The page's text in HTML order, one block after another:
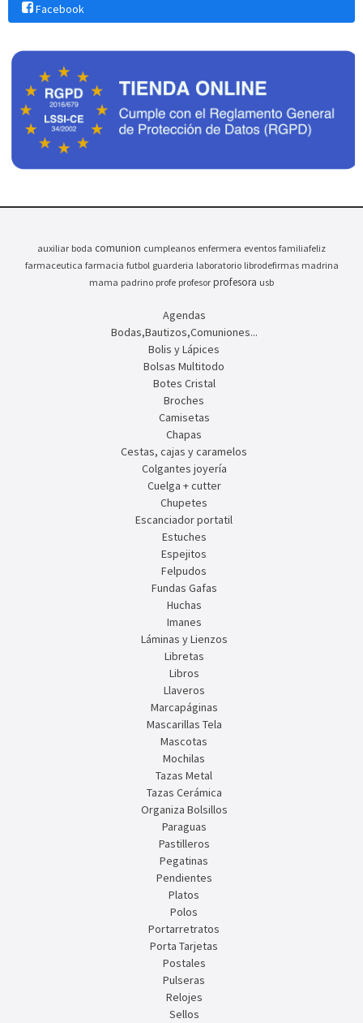
Facebook
auxiliar boda comunion cumpleanos enfermera eventos familiafeliz
farmaceutica farmacia futbol guarderia laboratorio librodefirmas madrina
mama padrino profe profesor profesora usb
Agendas
Bodas,Bautizos,Comuniones...
Bolis y Lápices
Bolsas Multitodo
Botes Cristal
Broches
Camisetas
Chapas
Cestas, cajas y caramelos
Colgantes joyería
Cuelga + cutter
Chupetes
Escanciador portatil
Estuches
Espejitos
Felpudos
Fundas Gafas
Huchas
Imanes
Láminas y Lienzos
Libretas
Libros
Llaveros
Marcapáginas
Mascarillas Tela
Mascotas
Mochilas
Tazas Metal
Tazas Cerámica
Organiza Bolsillos
Paraguas
Pastilleros
Pegatinas
Pendientes
Platos
Polos
Portarretratos
Porta Tarjetas
Postales
Pulseras
Relojes
Sellos